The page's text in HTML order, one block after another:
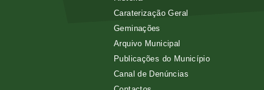
Caraterização Geral
Geminações
Arquivo Municipal
Publicações do Município
Canal de Denúncias